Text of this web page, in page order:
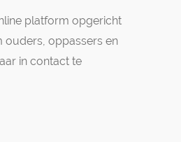
platform opgericht
ouders, oppassers en
in contact te